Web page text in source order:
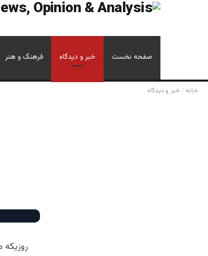
صفحه نخست خبر و دیدگاه فرهنگ و هنر
خانه / خبر و دیدگاه